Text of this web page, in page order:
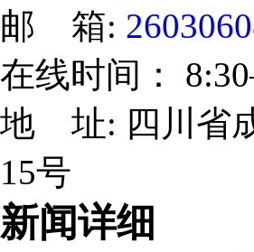
邮 箱:
在线时间：
地 址: 四川省
15号
新闻详细